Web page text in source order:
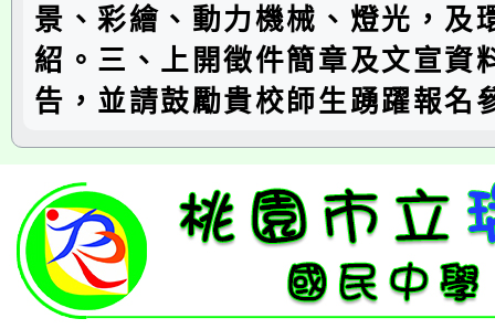
景、彩繪、動力機械、燈光，及
紹。三、上開徵件簡章及文宣資
告，並請鼓勵貴校師生踴躍報名